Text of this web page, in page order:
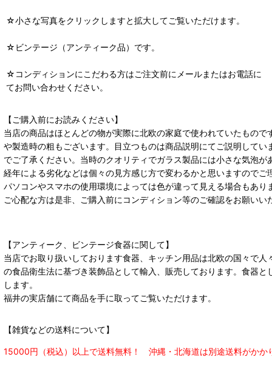
☆小さな写真をクリックしますと拡大してご覧いただけます。
☆ビンテージ（アンティーク品）です。
☆コンディションにこだわる方はご注文前にメールまたはお電話に
てお問い合わせください。
【ご購入前にお読みください】
当店の商品はほとんどの物が実際に北欧の家庭で使われていたもの
や製造時の粗もございます。目立つものは商品説明にてご説明して
でご了承ください。当時のクオリティでガラス製品には小さな気泡が
経年による劣化などは個々の見方感じ方で変わるかと思いますのでご
パソコンやスマホの使用環境によっては色が違って見える場合もあ
ご心配な方は是非、ご購入前にコンディション等のご確認をお願い
【アンティーク、ビンテージ食器に関して】
当店でお取り扱いしております食器、キッチン用品は北欧の国々で
の食品衛生法に基づき装飾品として輸入、販売しております。食器
します。
福井の実店舗にて商品を手に取ってご覧いただけます。
【雑貨などの送料について】
15000円（税込）以上で送料無料！ 沖縄・北海道は別途送料がかか